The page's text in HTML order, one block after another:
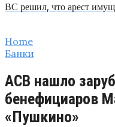
ВС решил, что арест
Home
Банки
АСВ нашло
бенефициаров
«Пушкино»